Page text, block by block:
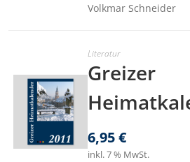
Volkmar Schneider
Literatur
Greizer
6,95€
inkl. 7 % MwSt.